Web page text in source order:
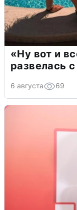
«Ну вот и
развелась
6 августа 69